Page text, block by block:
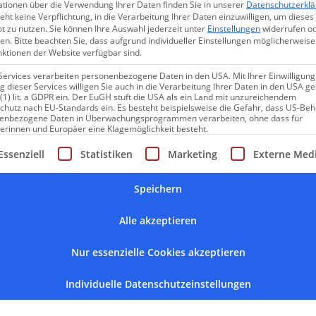
Lassen Sie sich inspirieren.
Entdecken Sie neue Charmingplaces, exklusive Angebote und
über die Verwendung Ihrer Daten finden Sie in unserer
keine Verpflichtung, in die Verarbeitung Ihrer Daten einzuwilligen, um dieses
zu nutzen.Sie können Ihre Auswahl jederzeit unter Einstellungenwiderrufen
Bitte beachten Sie, dass aufgrund individueller Einstellungen
der Website verfügbar sind.
verarbeiten personenbezogene Daten in den USA. Mit Ihrer
dieser Services willigen Sie auch in die Verarbeitung Ihrer Daten in den USA
lit. a GDPR ein. Der EuGH stuft die USA als ein Land mit unzureichendem
nach EU-Standards ein. Es besteht beispielsweise die Gefahr, dass US-
Daten in Überwachungsprogrammen verarbeiten, ohne dass für
und Europäer eine Klagemöglichkeit besteht.
eine Liste der Service-Gruppen, für die eine Einwilligung
Statistiken Marketing Externe
Speichern
Alle akzeptieren
Nur essenzielle Cookies akzeptieren
Individuelle Datenschutzeinstellungen